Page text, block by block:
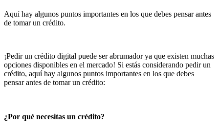
Aquí hay algunos puntos importantes en los que debes pensar antes
de tomar un crédito.
¡Pedir un crédito digital puede ser abrumador ya que existen muchas
opciones disponibles en el mercado! Si estás considerando pedir un
crédito, aquí hay algunos puntos importantes en los que debes
pensar antes de tomar un crédito:
¿Por qué necesitas un crédito?